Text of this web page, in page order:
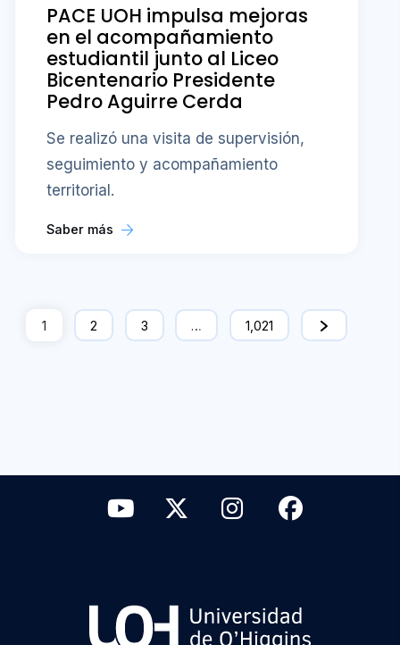
PACE UOH impulsa mejoras
en el acompañamiento
estudiantil junto al Liceo
Bicentenario Presidente
Pedro Aguirre Cerda
Se realizó una visita de supervisión,
seguimiento y acompañamiento
territorial.
Saber más
1 2 3 … 1,021